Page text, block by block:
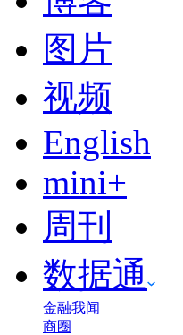
图片
视频
English
mini+
周刊
数据通
金融我闻
商圈